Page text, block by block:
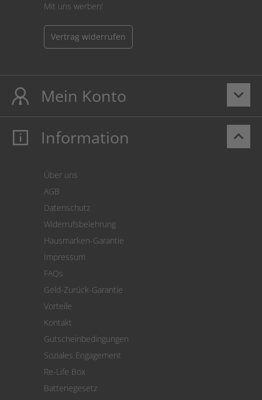
Mit uns werben!
Vertrag widerrufen
keyboard_arrow_down
Mein Konto
Mein Konto
Cookie Einstellungen
keyboard_arrow_up
Information
Über uns
AGB
Datenschutz
Widerrufsbelehrung
Hausmarken-Garantie
Impressum
FAQs
Geld-Zurück-Garantie
Vorteile
Kontakt
Gutscheinbedingungen
Soziales Engagement
Re-Life Box
Batteriegesetz